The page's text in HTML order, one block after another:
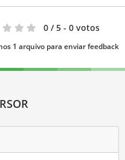
0 / 5 - 0 votos
1 arquivo para enviar feedback